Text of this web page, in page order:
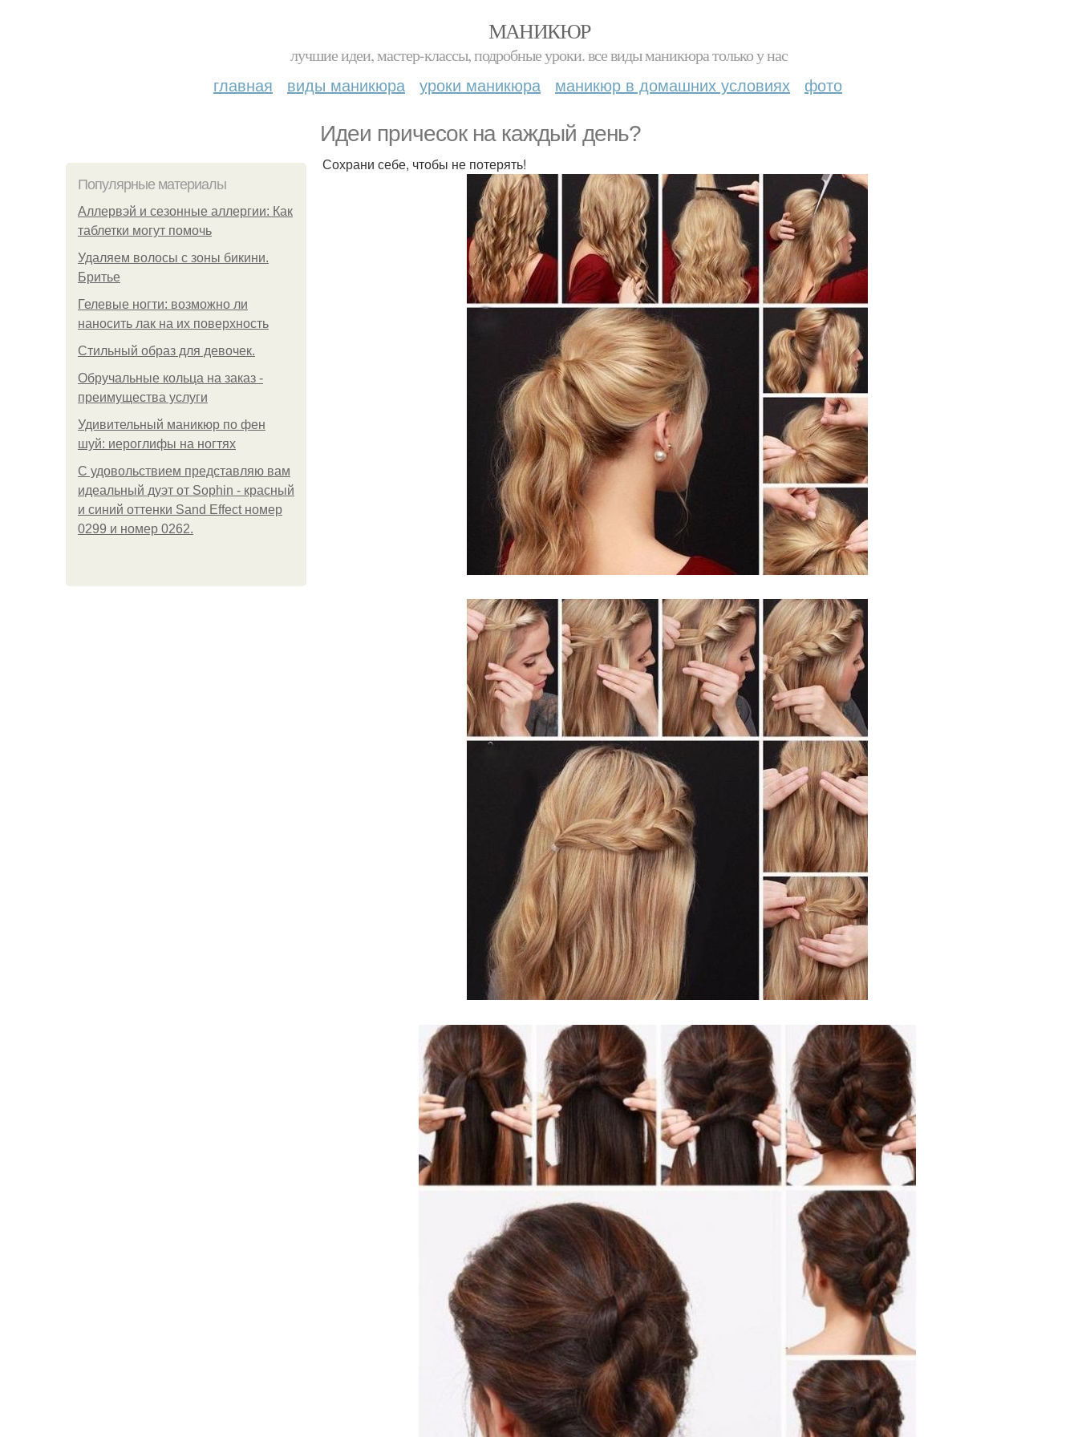
МАНИКЮР
лучшие идеи, мастер-классы, подробные уроки. все виды маникюра только у нас
главная виды маникюра уроки маникюра маникюр в домашних условиях фото
Идеи причесок на каждый день?
Популярные материалы
Аллервэй и сезонные аллергии: Как
таблетки могут помочь
Удаляем волосы с зоны бикини.
Бритье
Гелевые ногти: возможно ли
наносить лак на их поверхность
Стильный образ для девочек.
Обручальные кольца на заказ -
преимущества услуги
Удивительный маникюр по фен
шуй: иероглифы на ногтях
С удовольствием представляю вам
идеальный дуэт от Sophin - красный
и синий оттенки Sand Effect номер
0299 и номер 0262.
Сохрани себе, чтобы не потерять!